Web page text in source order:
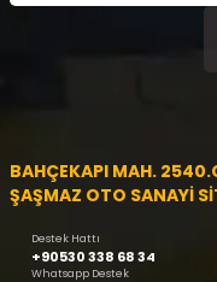
BAHÇEKAPI MAH.
ŞAŞMAZ OTO SANAYİ
Destek Hattı
+90530 338 68 34
Whatsapp Destek